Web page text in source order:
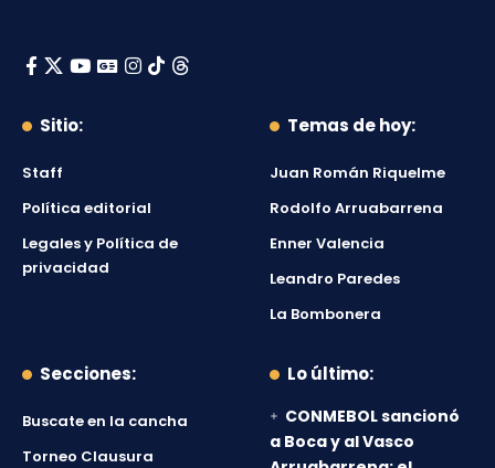
Sitio:
Staff
Política editorial
Legales y Política de
privacidad
Temas de hoy:
Juan Román Riquelme
Rodolfo Arruabarrena
Enner Valencia
Leandro Paredes
La Bombonera
Secciones:
Buscate en la cancha
Torneo Clausura
Lo último:
CONMEBOL sancionó
a Boca y al Vasco